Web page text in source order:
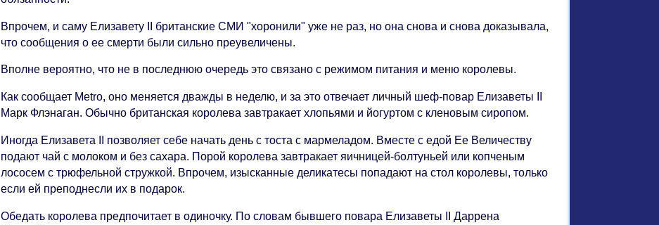
Впрочем, и саму Елизавету II британские СМИ "хоронили" уже не раз, но она снова и снова доказывала,
что сообщения о ее смерти были сильно преувеличены.
Вполне вероятно, что не в последнюю очередь это связано с режимом питания и меню королевы.
Как сообщает Metro, оно меняется дважды в неделю, и за это отвечает личный шеф-повар Елизаветы II
Марк Флэнаган. Обычно британская королева завтракает хлопьями и йогуртом с кленовым сиропом.
Иногда Елизавета II позволяет себе начать день с тоста с мармеладом. Вместе с едой Ее Величеству
подают чай с молоком и без сахара. Порой королева завтракает яичницей-болтуньей или копченым
лососем с трюфельной стружкой. Впрочем, изысканные деликатесы попадают на стол королевы, только
если ей преподнесли их в подарок.
Обедать королева предпочитает в одиночку. По словам бывшего повара Елизаветы II Даррена